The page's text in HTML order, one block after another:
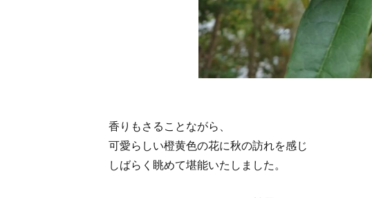
香りもさることながら、
可愛らしい橙黄色の花に秋の訪れを感じ
しばらく眺めて堪能いたしました。